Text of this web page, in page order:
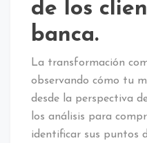
de los
banca.
La transformación
observando cómo tu
desde la perspectiva
los análisis para
identificar sus puntos